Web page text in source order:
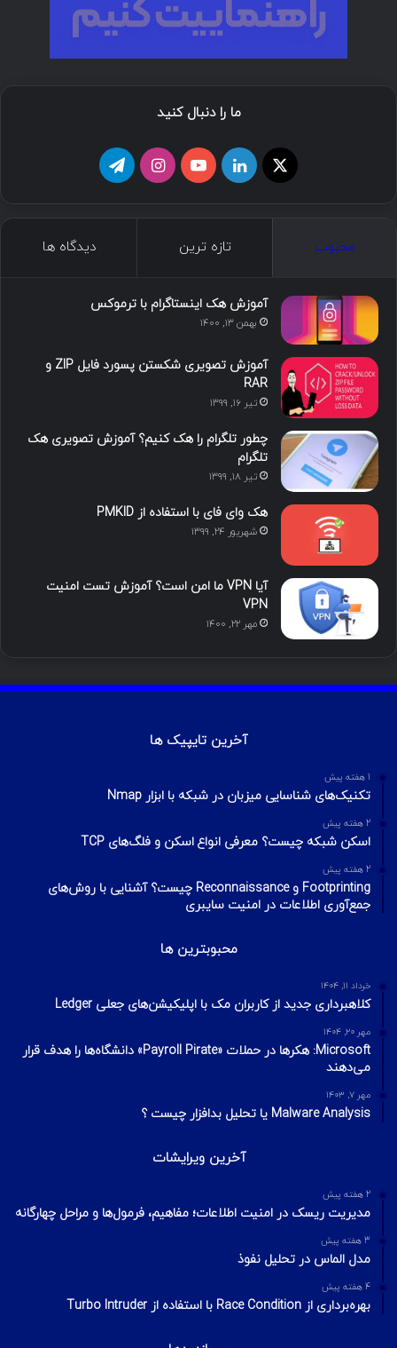
ما را دنبال کنید
د
ی
ن
و
ت
گ
ا
ا
محبوب تازه ترین دیدگاه ها
آموزش هک اینستاگرام با ترموکس
بهمن ۱۳, ۱۴۰۰
آموزش تصویری شکستن پسورد فایل ZIP و
RAR
تیر ۱۶, ۱۳۹۹
چطور تلگرام را هک کنیم؟ آموزش تصویری هک
تلگرام
تیر ۱۸, ۱۳۹۹
هک وای فای با استفاده از PMKID
شهریور ۲۴, ۱۳۹۹
آیا VPN ما امن است؟ آموزش تست امنیت
VPN
مهر ۲۲, ۱۴۰۰
آخرین تایپیک ها
1 هفته پیش
تکنیک‌های شناسایی میزبان در شبکه با ابزار Nmap
2 هفته پیش
اسکن شبکه چیست؟ معرفی انواع اسکن و فلگ‌های TCP
2 هفته پیش
Footprinting و Reconnaissance چیست؟ آشنایی با روش‌های
جمع‌آوری اطلاعات در امنیت سایبری
محبوبترین ها
خرداد ۱۱, ۱۴۰۴
کلاهبرداری جدید از کاربران مک با اپلیکیشن‌های جعلی Ledger
مهر ۲۰, ۱۴۰۴
Microsoft: هکرها در حملات «Payroll Pirate» دانشگاه‌ها را هدف قرار
می‌دهند
مهر ۷, ۱۴۰۳
Malware Analysis یا تحلیل بدافزار چیست ؟
آخرین ویرایشات
2 هفته پیش
مدیریت ریسک در امنیت اطلاعات؛ مفاهیم، فرمول‌ها و مراحل چهارگانه
3 هفته پیش
مدل الماس در تحلیل نفوذ
4 هفته پیش
بهره‌برداری از Race Condition با استفاده از Turbo Intruder